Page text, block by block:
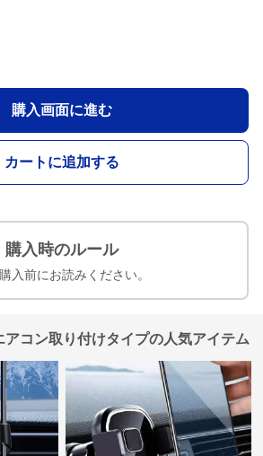
購入画面に進む
カートに追加する
購入時のルール
入前にお読みください。
アコン取り付けタイプの人気アイテム